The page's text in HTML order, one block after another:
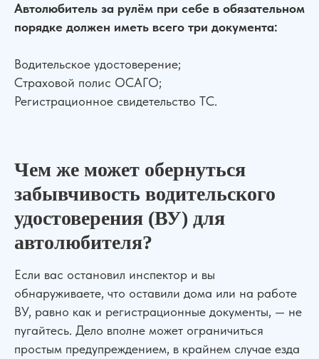
Автолюбитель за рулём при себе в обязательном
порядке должен иметь всего три документа:
Водительское удостоверение;
Страховой полис ОСАГО;
Регистрационное свидетельство ТС.
Чем же может обернуться
забывчивость водительского
удостоверения (ВУ) для
автолюбителя?
Если вас остановил инспектор и вы
обнаруживаете, что оставили дома или на работе
ВУ, равно как и регистрационные документы, — не
пугайтесь. Дело вполне может ограничиться
простым предупреждением, в крайнем случае езда